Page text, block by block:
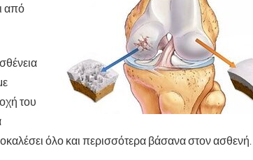
από
του
όλο και περισσότερα βάσανα στον ασθενή.